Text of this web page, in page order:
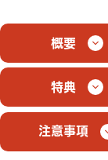
概要
特典
注意事項